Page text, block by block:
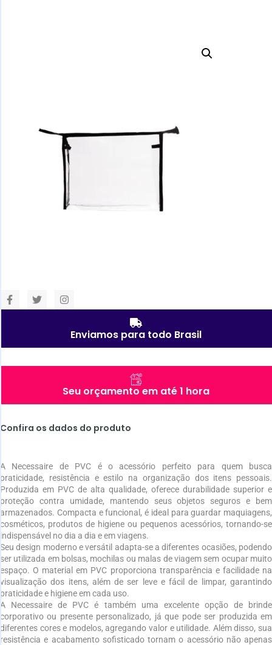
Enviamos para todo Brasil
Seu orçamento em até 1 hora
Confira os dados do produto
A Necessaire de PVC é o acessório perfeito para quem busca
praticidade, resistência e estilo na organização dos itens pessoais.
Produzida em PVC de alta qualidade, oferece durabilidade superior e
proteção contra umidade, mantendo seus objetos seguros e bem
armazenados. Compacta e funcional, é ideal para guardar maquiagens,
cosméticos, produtos de higiene ou pequenos acessórios, tornando-se
indispensável no dia a dia e em viagens.
Seu design moderno e versátil adapta-se a diferentes ocasiões, podendo
ser utilizada em bolsas, mochilas ou malas de viagem sem ocupar muito
espaço. O material em PVC proporciona transparência e facilidade na
visualização dos itens, além de ser leve e fácil de limpar, garantindo
praticidade e higiene em cada uso.
A Necessaire de PVC é também uma excelente opção de brinde
corporativo ou presente personalizado, já que pode ser produzida em
diferentes cores e modelos, agregando valor e utilidade. Além disso, sua
resistência e acabamento sofisticado tornam o acessório não apenas